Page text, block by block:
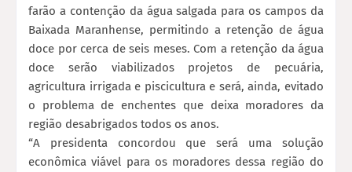
farão a contenção da água salgada para os campos da
Baixada Maranhense, permitindo a retenção de água
doce por cerca de seis meses. Com a retenção da água
doce serão viabilizados projetos de pecuária,
agricultura irrigada e piscicultura e será, ainda, evitado
o problema de enchentes que deixa moradores da
região desabrigados todos os anos.
“A presidenta concordou que será uma solução
econômica viável para os moradores dessa região do